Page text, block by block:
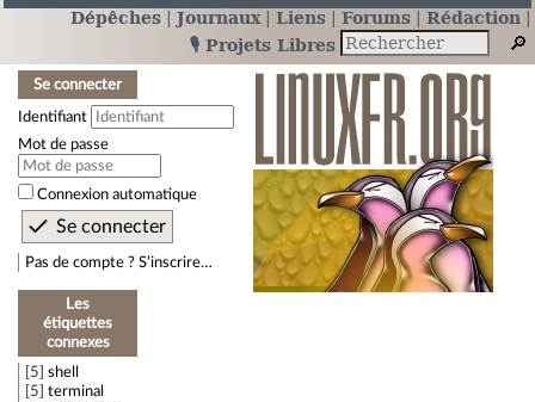
Dépêches Journaux Liens Forums
Rédaction
🎙️ Projets Libres
Se connecter
Identifiant
Mot de passe
Connexion automatique
Pas de compte ? S’inscrire…
Les
étiquettes
connexes
5
shell
5
terminal